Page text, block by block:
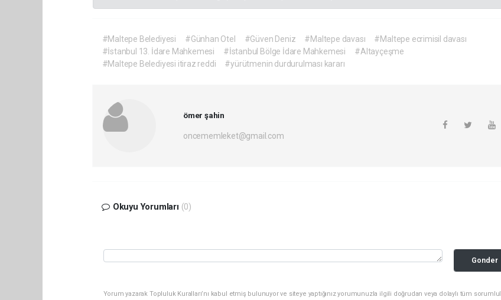
#Maltepe Belediyesi #Günhan Otel #Güven Deniz #Maltepe davası
#Maltepe ecrimisil davası
#İstanbul 13. İdare Mahkemesi
#İstanbul Bölge İdare Mahkemesi
#Altayçeşme
#Maltepe Belediyesi itiraz reddi
#yürütmenin durdurulması kararı
ömer şahin
oncememleket@gmail.com
Okuyu Yorumları (0)
Gonder
Yorum yazarak Topluluk Kuralları’nı kabul etmiş bulunuyor ve siteye yaptığınız yorumunuzla ilgili doğrudan veya dolaylı tüm